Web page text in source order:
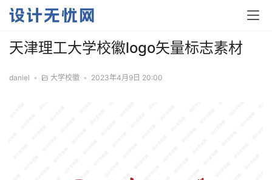
天津理工大学校徽logo矢量标志素材
daniel • 大学校徽 • 2023年4月9日 20:00